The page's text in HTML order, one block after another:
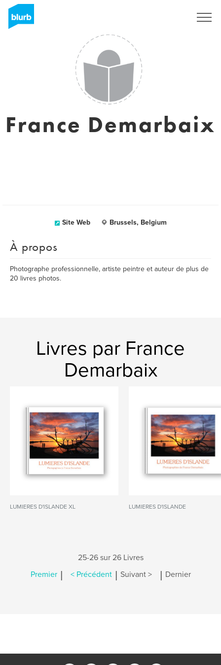
France Demarbaix
Site Web Brussels, Belgium
À propos
Photographe professionnelle, artiste peintre et auteur de plus de
20 livres photos.
Livres par France
Demarbaix
LUMIERES D'ISLANDE XL LUMIERES D'ISLANDE
25-26 sur 26 Livres
Premier | < Précédent | Suivant > | Dernier